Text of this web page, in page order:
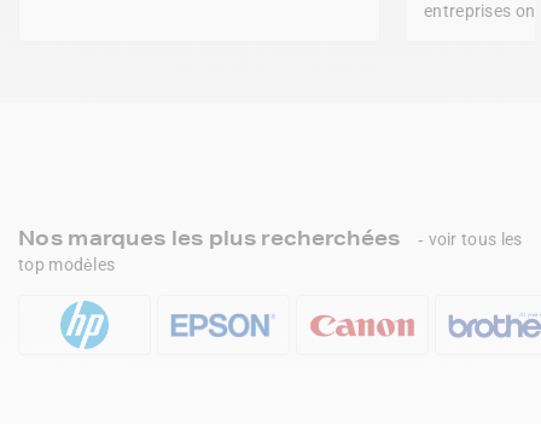
entreprises
Nos marques les plus recherchées
- voir tous les
top modèles